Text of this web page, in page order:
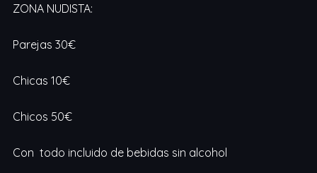
ZONA NUDISTA:
Parejas 30€
Chicas 10€
Chicos 50€
Con todo incluido de bebidas sin alcohol